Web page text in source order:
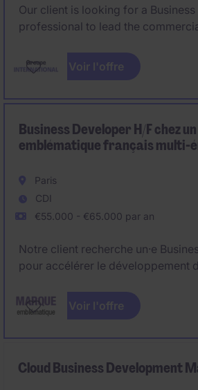
Our client is looking for a
professional to lead the
Europe. The Business
opening new markets, building
France.
Voir l'offre
Business Developer H/F chez
emblématique français multi-
Paris
CDI
€55.000 - €65.000 par an
Notre client recherche un·e
pour accélérer le développement
et construction et des solutions de
énergétique.
activement à la croissance d'un
Voir l'offre
Cloud Business Development